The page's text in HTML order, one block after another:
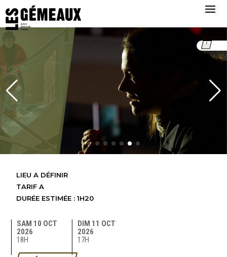
LIEU A DÉFINIR
TARIF A
DURÉE ESTIMÉE : 1H20
SAM 10 OCT
2026
18H
DIM 11 OCT
2026
17H